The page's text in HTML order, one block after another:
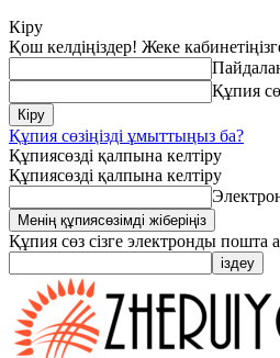
Кіру
Қош келдіңіздер! Жеке
Құпия
Құпия сөзіңізді ұмыттыңыз ба?
Құпиясөзді қалпына келтіру
Құпиясөзді қалпына келтіру
Құпия сөз сізге электронды пошта